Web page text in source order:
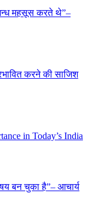
महसूस करते थे”–
करने की साजिश
in Today’s India
बन चुका है”– आचार्य